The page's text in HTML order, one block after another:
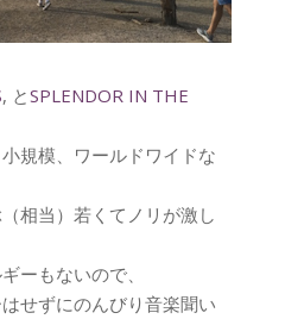
, とSPLENDOR IN THE
規模、ワールドワイドな
相当）若くてノリが激し
ーもないので、
せずにのんびり音楽聞い